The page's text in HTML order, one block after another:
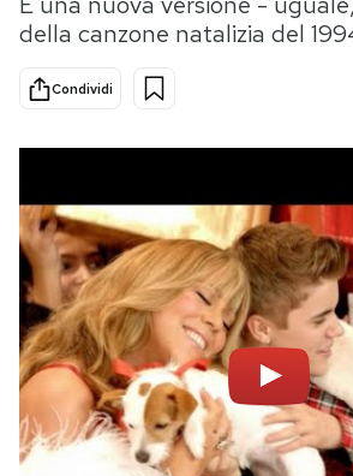
Scienza
Economia
Media
PODCAST
NEWSLETTER
I MIEI PREFERITI
della canzone natalizia del
Condividi